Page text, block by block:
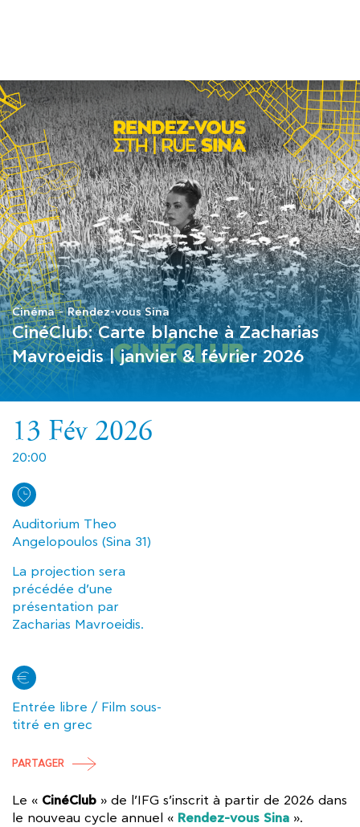
ETUDES
SYNERGIES
LA MÉDIATHÈQUE
Le « CinéClub » de l’IFG s’inscrit à partir de 2026 dans
le nouveau cycle annuel « Rendez-vous Sina ».
13 Fév 2026
20:00
Αuditorium Theo
Angelopoulos (Sina 31)
La projection sera
précédée d’une
présentation par
Zacharias Mavroeidis.
Entrée libre / Film sous-
titré en grec
PARTAGER
Cinéma Rendez-vous Sina
CinéClub: Carte blanche à Zacharias
Mavroeidis | janvier & février 2026